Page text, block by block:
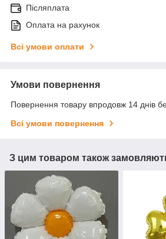
Післяплата
Оплата на рахунок
Всі умови оплати
Умови повернення
Повернення товару впродовж 14 днів
Всі умови повернення
З цим товаром також